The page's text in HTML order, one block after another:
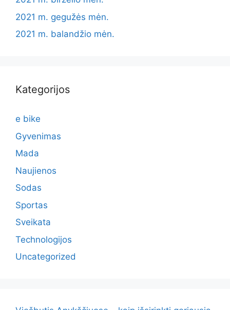
2021 m. gegužės mėn.
2021 m. balandžio mėn.
Kategorijos
e bike
Gyvenimas
Mada
Naujienos
Sodas
Sportas
Sveikata
Technologijos
Uncategorized